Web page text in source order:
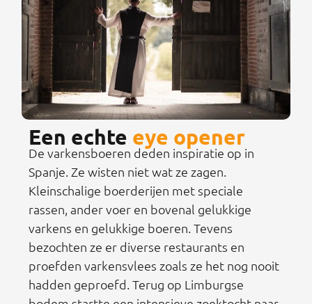
Een echte eye opener
De varkensboeren deden inspiratie op in
Spanje. Ze wisten niet wat ze zagen.
Kleinschalige boerderijen met speciale
rassen, ander voer en bovenal gelukkige
varkens en gelukkige boeren. Tevens
bezochten ze er diverse restaurants en
proefden varkensvlees zoals ze het nog nooit
hadden geproefd. Terug op Limburgse